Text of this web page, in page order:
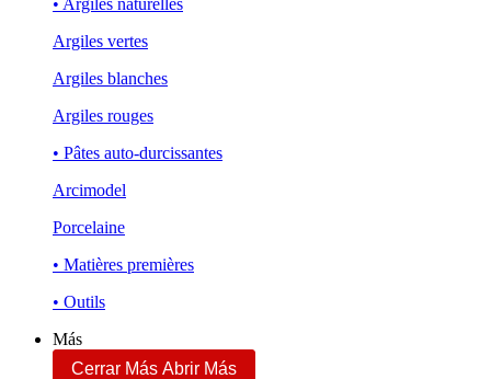
• Argiles naturelles
Argiles vertes
Argiles blanches
Argiles rouges
• Pâtes auto-durcissantes
Arcimodel
Porcelaine
• Matières premières
• Outils
Más
Cerrar Más Abrir Más